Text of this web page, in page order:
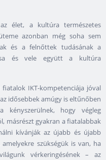
élet, a kultúra természetes
azonban még soha sem
és a felnőttek tudásának a
és vele együtt a kultúra
IKT-kompetenciája jóval
idősebbek amúgy is eltűnőben
kényszerülnek, hogy végleg
másrészt gyakran a fiatalabbak
kívánják az újabb és újabb
szükségük is van, ha
vérkeringésének – az